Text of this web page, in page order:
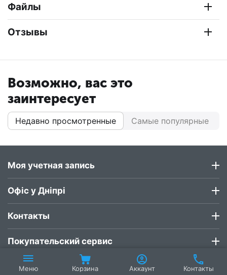
Файлы
Отзывы
Возможно, вас это
заинтересует
Недавно просмотренные Самые популярные
Моя учетная запись
Офіс у Дніпрі
Контакты
Покупательский сервис
Меню Корзина Аккаунт Контакты